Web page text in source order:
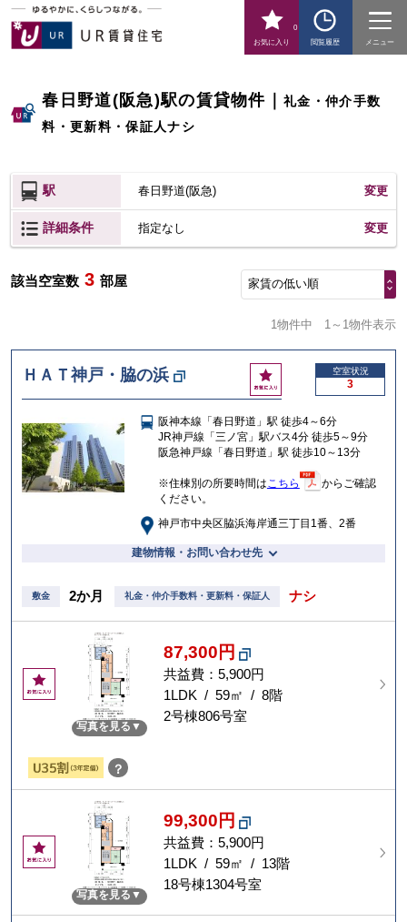
お気に入り
0
閲覧履歴
メニュー
春日野道(阪急)駅の賃貸物件 ｜礼金・仲介手数
料・更新料・保証人ナシ
駅 春日野道(阪急) 変更
詳細条件 指定なし 変更
該当空室数 3 部屋 家賃の低い順
1物件中 1～1物件表示
ＨＡＴ神戸・脇の浜
お
気
入
り
空室状況
3
阪神本線「春日野道」駅 徒歩4～6分
JR神戸線「三ノ宮」駅バス4分 徒歩5～9分
阪急神戸線「春日野道」駅 徒歩10～13分
※住棟別の所要時間はこちら
からご確認
ください。
神戸市中央区脇浜海岸通三丁目1番、2番
建物情報・お問い合わせ先
敷金 2か月 礼金・仲介手数料・更新料・保証人 ナシ
お
気
写真を見る
87,300円
共益費：5,900円
1LDK / 59㎡ / 8階
2号棟806号室
？
お
気
り
写真を見る
99,300円
共益費：5,900円
1LDK / 59㎡ / 13階
18号棟1304号室